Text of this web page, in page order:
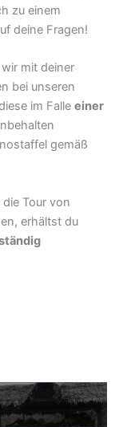
zu einem
deine Fragen!
wir mit deiner
bei unseren
im Falle einer
gemäß
die Tour von
erhältst du